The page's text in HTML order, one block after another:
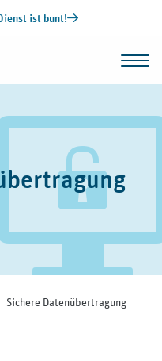
ist bunt!
Sichere Datenübertragung